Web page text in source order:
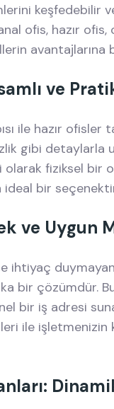
keşfedebilir
ofis, hazır
ve
ile hazır ofisler
gibi detaylarla
fiziksel bir
bir
ve Uygun
ihtiyaç
bir çözümdür.
bir iş adresi
ile işletmenizin